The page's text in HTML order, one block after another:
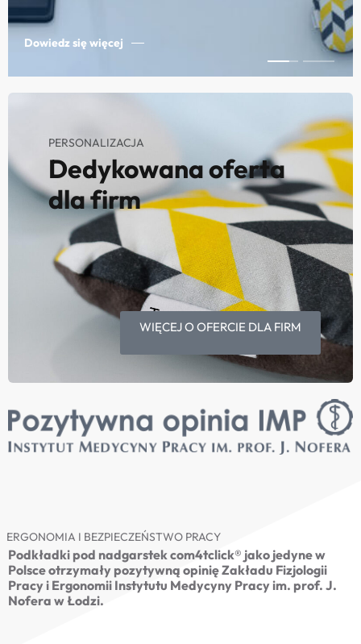
Dowiedz się więcej
PERSONALIZACJA
Dedykowana oferta
dla firm
WIĘCEJ O OFERCIE DLA FIRM
ERGONOMIA I BEZPIECZEŃSTWO PRACY
Podkładki pod nadgarstek com4tclick® jako jedyne w
Polsce otrzymały pozytywną opinię Zakładu Fizjologii
Pracy i Ergonomii Instytutu Medycyny Pracy im. prof. J.
Nofera w Łodzi.